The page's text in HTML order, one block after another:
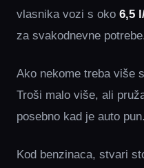
vlasnika vozi s oko 6,5
za svakodnevne
Ako nekome treba više
Troši malo više, ali
posebno kad je auto pun.
Kod benzinaca, stvari